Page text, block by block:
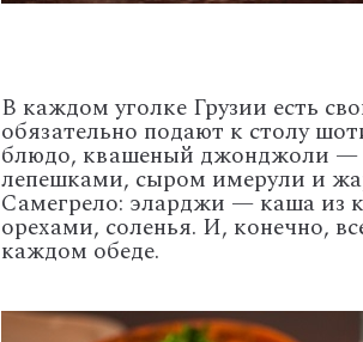
В каждом уголке Грузии есть
обязательно подают к столу
блюдо, квашеный джонджоли —
лепешками, сыром имерули и
Самегрело: эларджи — каша из
орехами, соленья. И, конечно,
каждом обеде.